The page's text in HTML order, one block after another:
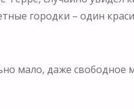
городки – один
мало, даже свободное